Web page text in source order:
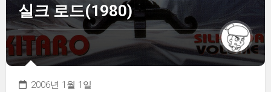
실크 로드(1980)
2006년 1월 1일